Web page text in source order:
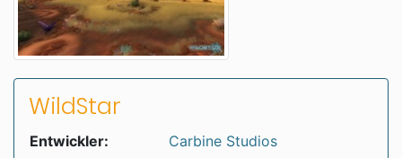
WildStar
Entwickler:
Carbine Studios